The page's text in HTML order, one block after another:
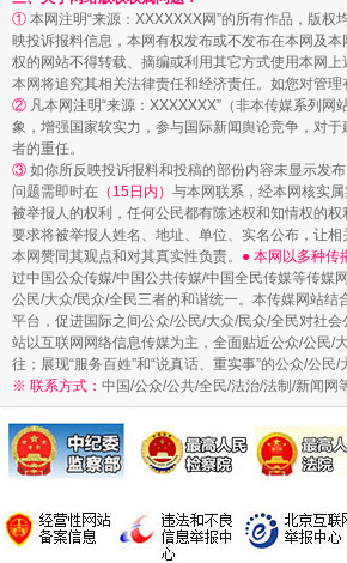
完善运行机制助力责任有效落实
东山县通报“牛蛙产品抗生素超标问题”
① 本网注明“来源：XXXXXXX网”的所有作品，版
映投诉报料信息，本网有权发布或不发布在本网及
权的网站不得转载、摘编或利用其它方式使用本网
本网将追究其相关法律责任和经济责任。如您对管
② 凡本网注明“来源：XXXXXXX”（非本传媒系列
象，增强国家软实力，参与国际新闻舆论竞争，对
者的重任。
③ 如你所反映投诉报料和投稿的部份内容未显示发
问题需即时在 （15日内） 与本网联系，经本网核实
被举报人的权利，任何公民都有陈述权和知情权的权
要求将被举报人姓名、地址、单位、实名公布，让
本网赞同其观点和对其真实性负责。 ● 本网以多种传
过中国公众传媒/中国公共传媒/中国全民传媒等传媒
公民/大众/民众/全民三者的和谐统一。本传媒网站
平台，促进国际之间公众/公民/大众/民众/全民对社
站以互联网网络信息传媒为主，全面贴近公众/公民/
往；展现“服务百姓”和“说真话、重实事”的公众/公
※ 联系方式： 中国/公众/公共/全民/法治/法制/新闻网